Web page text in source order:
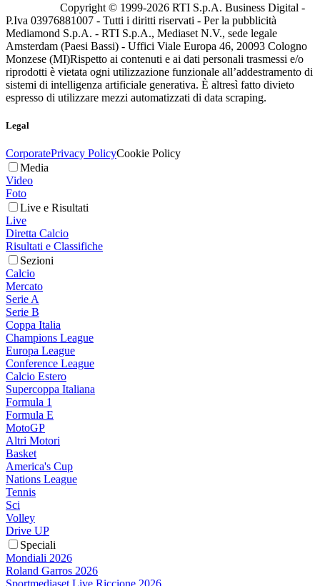
Copyright © 1999-2026 RTI S.p.A. Business Digital -
P.Iva 03976881007 - Tutti i diritti riservati - Per la pubblicità
Mediamond S.p.A. - RTI S.p.A., Mediaset N.V., sede legale
Amsterdam (Paesi Bassi) - Uffici Viale Europa 46, 20093 Cologno
Monzese (MI)Rispetto ai contenuti e ai dati personali trasmessi e/o
riprodotti è vietata ogni utilizzazione funzionale all’addestramento di
sistemi di intelligenza artificiale generativa. È altresì fatto divieto
espresso di utilizzare mezzi automatizzati di data scraping.
Legal
CorporatePrivacy PolicyCookie Policy
Media
Video
Foto
Live e Risultati
Live
Diretta Calcio
Risultati e Classifiche
Sezioni
Calcio
Mercato
Serie A
Serie B
Coppa Italia
Champions League
Europa League
Conference League
Calcio Estero
Supercoppa Italiana
Formula 1
Formula E
MotoGP
Altri Motori
Basket
America's Cup
Nations League
Tennis
Sci
Volley
Drive UP
Speciali
Mondiali 2026
Roland Garros 2026
Sportmediaset Live Riccione 2026